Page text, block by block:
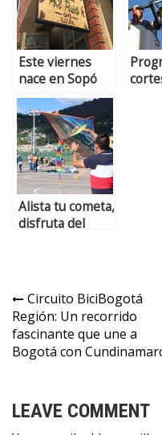
Este viernes
nace en Sopó
‘Pa’l Pueblo
CAFÉ
CULTURAL’.
Emprendimiento
de jóvenes
artistas.
Alista tu cometa,
disfruta del
Sopó
Circuito BiciBogotá
Región: Un recorrido
fascinante que une a
Bogotá con
LEAVE COMMENT